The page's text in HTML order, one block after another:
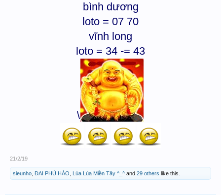
bình dương
loto = 07 70
vĩnh long
loto = 34 -= 43
\
21/2/19
sieunho ĐẠI PHÚ HÀO Lúa Lúa Miền Tây ^_^ and 29 others like this.